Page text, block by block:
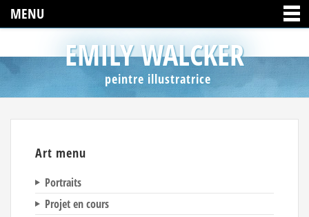
MENU
EMILY WALCKER
peintre illustratrice
Art menu
Portraits
Projet en cours